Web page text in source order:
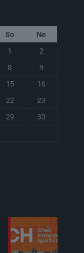
So
Ne
1
2
8
9
15
16
22
23
29
30